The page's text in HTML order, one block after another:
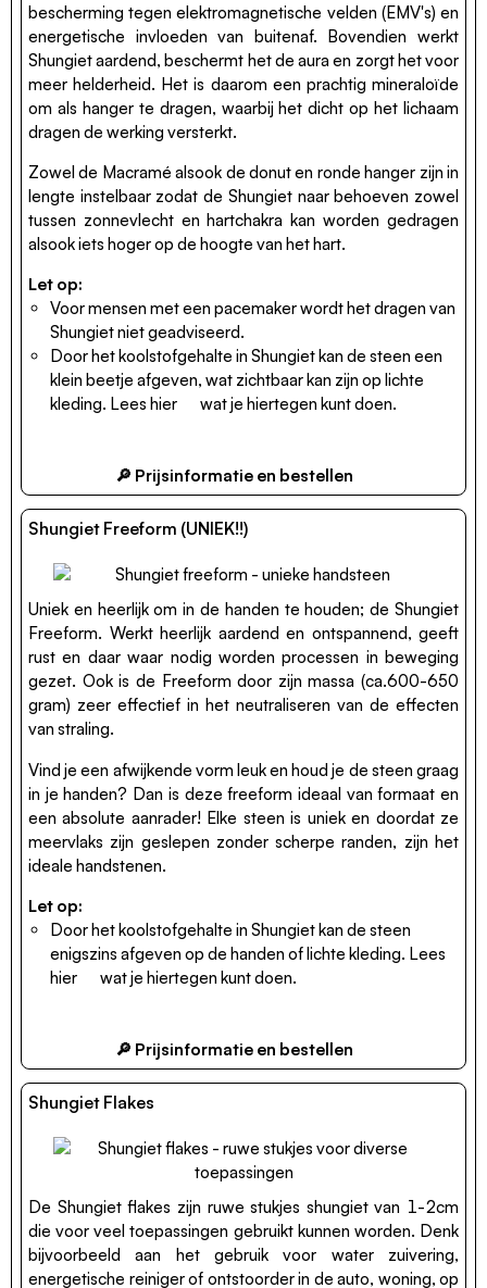
bescherming tegen elektromagnetische velden (EMV's) en
energetische invloeden van buitenaf. Bovendien werkt
Shungiet aardend, beschermt het de aura en zorgt het voor
meer helderheid. Het is daarom een prachtig mineraloïde
om als hanger te dragen, waarbij het dicht op het lichaam
dragen de werking versterkt.
Zowel de Macramé alsook de donut en ronde hanger zijn in
lengte instelbaar zodat de Shungiet naar behoeven zowel
tussen zonnevlecht en hartchakra kan worden gedragen
alsook iets hoger op de hoogte van het hart.
Let op:
Voor mensen met een pacemaker wordt het dragen van
Shungiet niet geadviseerd.
Door het koolstofgehalte in Shungiet kan de steen een
klein beetje afgeven, wat zichtbaar kan zijn op lichte
kleding. Lees hier wat je hiertegen kunt doen.
🔎 Prijsinformatie en bestellen
Shungiet Freeform (UNIEK!!)
Uniek en heerlijk om in de handen te houden; de Shungiet
Freeform. Werkt heerlijk aardend en ontspannend, geeft
rust en daar waar nodig worden processen in beweging
gezet. Ook is de Freeform door zijn massa (ca.600-650
gram) zeer effectief in het neutraliseren van de effecten
van straling.
Vind je een afwijkende vorm leuk en houd je de steen graag
in je handen? Dan is deze freeform ideaal van formaat en
een absolute aanrader! Elke steen is uniek en doordat ze
meervlaks zijn geslepen zonder scherpe randen, zijn het
ideale handstenen.
Let op:
Door het koolstofgehalte in Shungiet kan de steen
enigszins afgeven op de handen of lichte kleding. Lees
hier
wat je hiertegen kunt doen.
🔎 Prijsinformatie en bestellen
Shungiet Flakes
De Shungiet flakes zijn ruwe stukjes shungiet van 1-2cm
die voor veel toepassingen gebruikt kunnen worden. Denk
bijvoorbeeld aan het gebruik voor water zuivering,
energetische reiniger of ontstoorder in de auto, woning, op